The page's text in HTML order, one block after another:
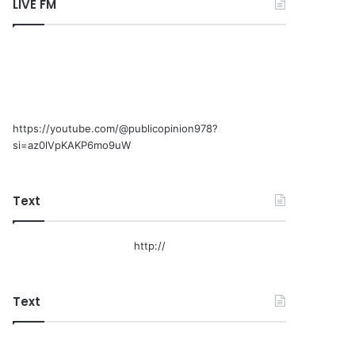
LIVE FM
https://youtube.com/@publicopinion978?
si=az0lVpKAKP6mo9uW
Text
http://
Text